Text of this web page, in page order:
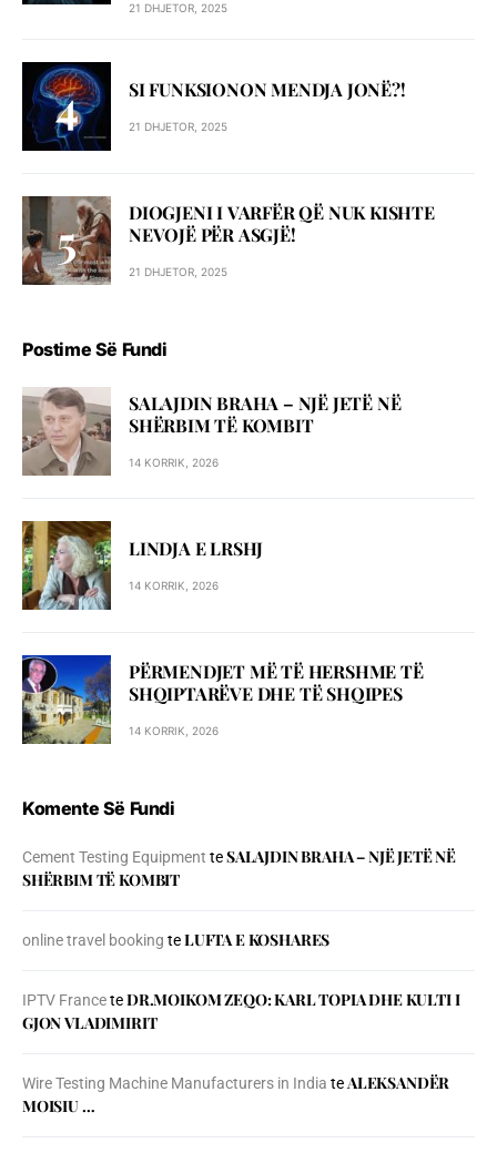
21 DHJETOR, 2025
SI FUNKSIONON MENDJA JONË?!
21 DHJETOR, 2025
DIOGJENI I VARFËR QË NUK KISHTE
NEVOJË PËR ASGJË!
21 DHJETOR, 2025
Postime Së Fundi
SALAJDIN BRAHA – NJЁ JETЁ NЁ
SHЁRBIM TЁ KOMBIT
14 KORRIK, 2026
LINDJA E LRSHJ
14 KORRIK, 2026
PËRMENDJET MË TË HERSHME TË
SHQIPTARËVE DHE TË SHQIPES
14 KORRIK, 2026
Komente Së Fundi
Cement Testing Equipment teSALAJDIN BRAHA – NJЁ JETЁ NЁ
SHЁRBIM TЁ KOMBIT
online travel booking teLUFTA E KOSHARES
IPTV FranceteDR.MOIKOM ZEQO: KARL TOPIA DHE KULTI I
GJON VLADIMIRIT
Wire Testing Machine Manufacturers in India teALEKSANDËR
MOISIU …